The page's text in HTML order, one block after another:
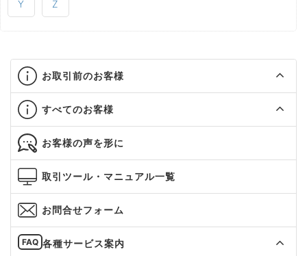
Y Z
お取引前のお客様
すべてのお客様
お客様の声を形に
取引ツール・マニュアル一覧
お問合せフォーム
各種サービス案内